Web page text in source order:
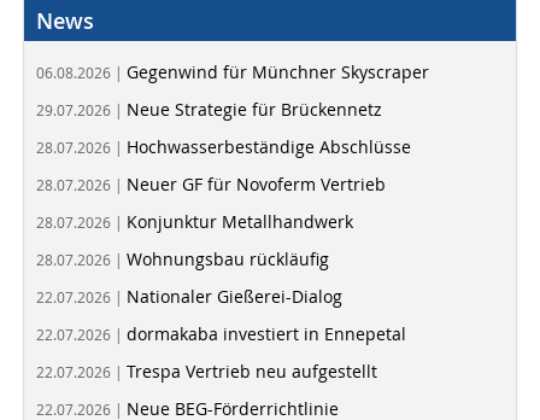
News
06.08.2026 | Gegenwind für Münchner Skyscraper
29.07.2026 | Neue Strategie für Brückennetz
28.07.2026 | Hochwasserbeständige Abschlüsse
28.07.2026 | Neuer GF für Novoferm Vertrieb
28.07.2026 | Konjunktur Metallhandwerk
28.07.2026 | Wohnungsbau rückläufig
22.07.2026 | Nationaler Gießerei-Dialog
22.07.2026 | dormakaba investiert in Ennepetal
22.07.2026 | Trespa Vertrieb neu aufgestellt
22.07.2026 | Neue BEG-Förderrichtlinie